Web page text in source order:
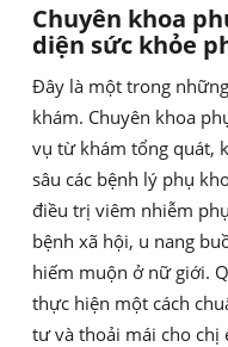
Chuyên khoa
diện sức khỏe
Đây là một trong
khám. Chuyên khoa
vụ từ khám tổng quát,
sâu các bệnh lý phụ
điều trị viêm nhiễm
bệnh xã hội, u nang
hiếm muộn ở nữ giới.
thực hiện một cách
tư và thoải mái cho chị